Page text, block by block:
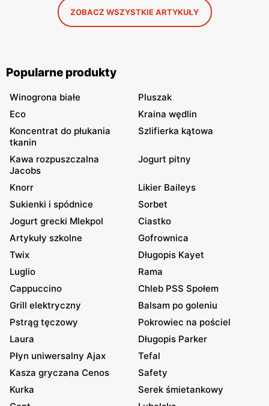
ZOBACZ WSZYSTKIE ARTYKUŁY
Popularne produkty
Winogrona białe
Pluszak
Eco
Kraina wędlin
Koncentrat do płukania
tkanin
Szlifierka kątowa
Kawa rozpuszczalna
Jacobs
Jogurt pitny
Knorr
Likier Baileys
Sukienki i spódnice
Sorbet
Jogurt grecki Mlekpol
Ciastko
Artykuły szkolne
Gofrownica
Twix
Długopis Kayet
Luglio
Rama
Cappuccino
Chleb PSS Społem
Grill elektryczny
Balsam po goleniu
Pstrąg tęczowy
Pokrowiec na pościel
Laura
Długopis Parker
Płyn uniwersalny Ajax
Tefal
Kasza gryczana Cenos
Safety
Kurka
Serek śmietankowy